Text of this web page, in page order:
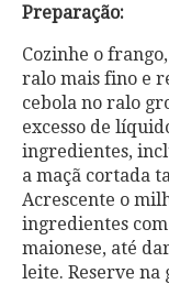
Preparação:
Cozinhe o
ralo mais fino e
cebola no ralo
excesso de
ingredientes,
a maçã cortada
Acrescente o
ingredientes
maionese, até
leite. Reserve na